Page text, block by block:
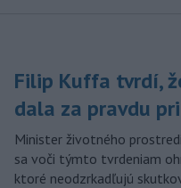
Filip Kuffa tvrdí,
dala za pravdu
Minister životného
sa voči týmto tvrdeniam
ktoré neodzrkadľujú